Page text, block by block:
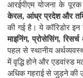
आरईपीएम योजना के
केरल, आंध्र प्रदेश और
की गई है। ये कॉरिडोर
माइनिंग,प्रोसेसिंग,
पहल से स्थानीय
में वृद्धि होने और एडवांस्ड
अधिक गहराई से जुड़ने की